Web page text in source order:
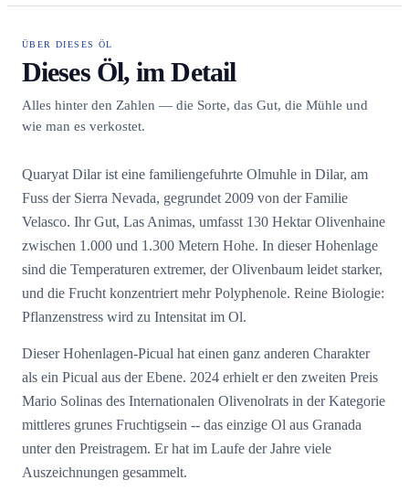
ÜBER DIESES ÖL
Dieses Öl, im Detail
Alles hinter den Zahlen — die Sorte, das Gut, die Mühle und
wie man es verkostet.
Quaryat Dilar ist eine familiengefuhrte Olmuhle in Dilar, am
Fuss der Sierra Nevada, gegrundet 2009 von der Familie
Velasco. Ihr Gut, Las Animas, umfasst 130 Hektar Olivenhaine
zwischen 1.000 und 1.300 Metern Hohe. In dieser Hohenlage
sind die Temperaturen extremer, der Olivenbaum leidet starker,
und die Frucht konzentriert mehr Polyphenole. Reine Biologie:
Pflanzenstress wird zu Intensitat im Ol.
Dieser Hohenlagen-Picual hat einen ganz anderen Charakter
als ein Picual aus der Ebene. 2024 erhielt er den zweiten Preis
Mario Solinas des Internationalen Olivenolrats in der Kategorie
mittleres grunes Fruchtigsein -- das einzige Ol aus Granada
unter den Preistragem. Er hat im Laufe der Jahre viele
Auszeichnungen gesammelt.